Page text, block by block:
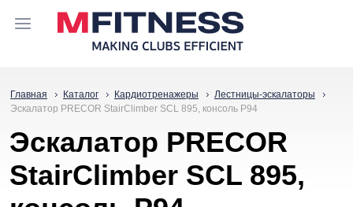
Главная Каталог Кардиотренажеры
Лестницы-эскалаторы
Эскалатор PRECOR StairClimber SCL 895, консоль P94
Эскалатор PRECOR
StairClimber SCL 895,